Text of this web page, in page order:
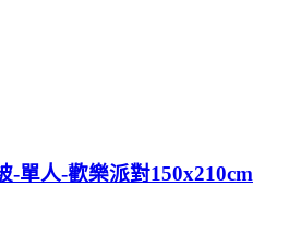
-單人-歡樂派對150x210cm